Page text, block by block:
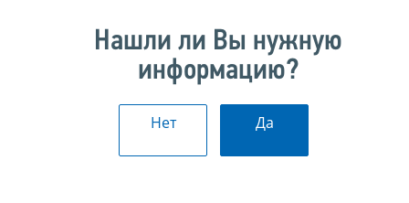
Нашли ли Вы нужную
информацию?
Нет Да